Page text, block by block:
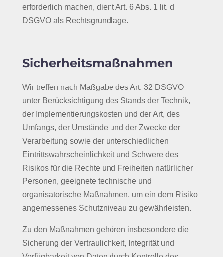
erforderlich machen, dient Art. 6 Abs. 1 lit. d
DSGVO als Rechtsgrundlage.
Sicherheitsmaßnahmen
Wir treffen nach Maßgabe des Art. 32 DSGVO
unter Berücksichtigung des Stands der Technik,
der Implementierungskosten und der Art, des
Umfangs, der Umstände und der Zwecke der
Verarbeitung sowie der unterschiedlichen
Eintrittswahrscheinlichkeit und Schwere des
Risikos für die Rechte und Freiheiten natürlicher
Personen, geeignete technische und
organisatorische Maßnahmen, um ein dem Risiko
angemessenes Schutzniveau zu gewährleisten.
Zu den Maßnahmen gehören insbesondere die
Sicherung der Vertraulichkeit, Integrität und